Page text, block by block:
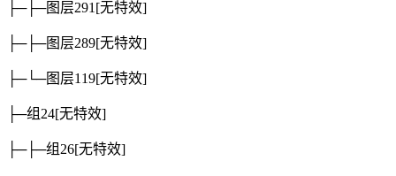
├─├─图层291[无特效]
├─├─图层289[无特效]
├─└─图层119[无特效]
├─组24[无特效]
├─├─组26[无特效]